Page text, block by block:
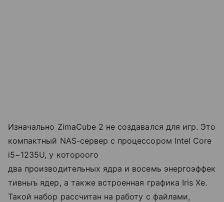
Изначально ZimaCube 2 не создавался для игр. Это
компактный NAS-сервер с процессором Intel Core
i5−1235U, у котороого
два производительных ядра и восемь энергоэффек
тивныъ ядер, а также встроенная графика Iris Xe.
Такой набор рассчитан на работу с файлами,